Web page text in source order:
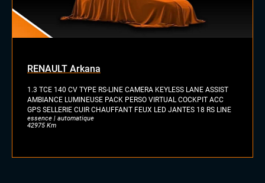
RENAULT Arkana
1.3 TCE 140 CV TYPE RS-LINE CAMERA KEYLESS LANE ASSIST
AMBIANCE LUMINEUSE PACK PERSO VIRTUAL COCKPIT ACC
GPS SELLERIE CUIR CHAUFFANT FEUX LED JANTES 18 RS LINE
essence | automatique
42975 Km